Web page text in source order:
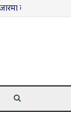
बीचमै अवरुद्ध